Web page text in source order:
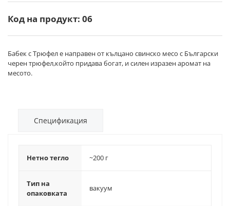
Код на продукт: 06
Бабек с Трюфел е направен от кълцано свинско месо с Български
черен трюфел,който придава богат, и силен изразен аромат на
месото.
Спецификация
Нетно тегло ~200 г
Тип на
опаковката
вакуум